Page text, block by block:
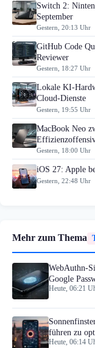
Switch 2:
September
Gestern, 20:13 Uhr
GitHub Code
Reviewer
Gestern, 18:27 Uhr
Lokale KI-
Cloud-Dienste
Gestern, 19:55 Uhr
MacBook Neo
Gestern, 18:00 Uhr
iOS 27: Apple
Gestern, 22:48 Uhr
Mehr zum Thema
WebAuthn-
Google
Heute, 06:21
führen zu
Heute, 06:14